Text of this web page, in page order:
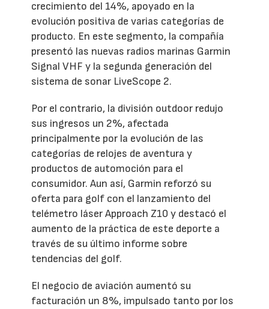
crecimiento del 14%, apoyado en la
evolución positiva de varias categorías de
producto. En este segmento, la compañía
presentó las nuevas radios marinas Garmin
Signal VHF y la segunda generación del
sistema de sonar LiveScope 2.
Por el contrario, la división outdoor redujo
sus ingresos un 2%, afectada
principalmente por la evolución de las
categorías de relojes de aventura y
productos de automoción para el
consumidor. Aun así, Garmin reforzó su
oferta para golf con el lanzamiento del
telémetro láser Approach Z10 y destacó el
aumento de la práctica de este deporte a
través de su último informe sobre
tendencias del golf.
El negocio de aviación aumentó su
facturación un 8%, impulsado tanto por los